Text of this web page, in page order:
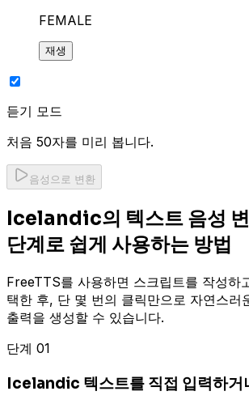
FEMALE
재생
듣기 모드
처음 50자를 미리 봅니다.
음성으로 변환
Icelandic의 텍스트 음성
단계로 쉽게 사용하는 방법
FreeTTS를 사용하면 스크립트를 작성하
택한 후, 단 몇 번의 클릭만으로 자연스러
출력을 생성할 수 있습니다.
단계 01
Icelandic 텍스트를 직접 입력하거